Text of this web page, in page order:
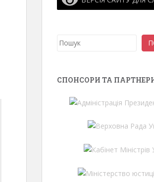
Пошук
СПОНСОРИ ТА